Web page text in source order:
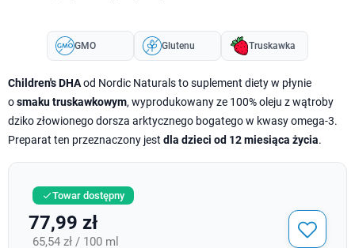
GMO Glutenu Truskawka
Children's DHAod Nordic Naturals to suplement diety w płynie
osmaku truskawkowym, wyprodukowany ze 100% oleju z wątroby
dziko złowionego dorsza arktycznego bogatego w kwasy omega-3.
Preparat ten przeznaczony jest dla dzieci od 12 miesiąca życia.
Towar dostępny
77,99 zł
65,54 zł / 100 ml